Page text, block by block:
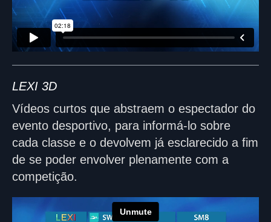
LEXI 3D
Vídeos curtos que abstraem o espectador do
evento desportivo, para informá-lo sobre
cada classe e o devolvem já esclarecido a fim
de se poder envolver plenamente com a
competição.